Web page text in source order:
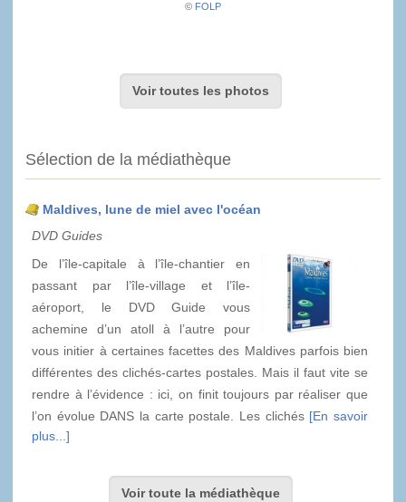
© FOLP
Voir toutes les photos
Sélection de la médiathèque
Maldives, lune de miel avec l'océan
DVD Guides
De l’île-capitale à l’île-chantier en
passant par l’île-village et l’île-
aéroport, le DVD Guide vous
achemine d’un atoll à l’autre pour
vous initier à certaines facettes des Maldives parfois bien
différentes des clichés-cartes postales. Mais il faut vite se
rendre à l’évidence : ici, on finit toujours par réaliser que
l’on évolue DANS la carte postale. Les clichés [En savoir
plus...]
Voir toute la médiathèque